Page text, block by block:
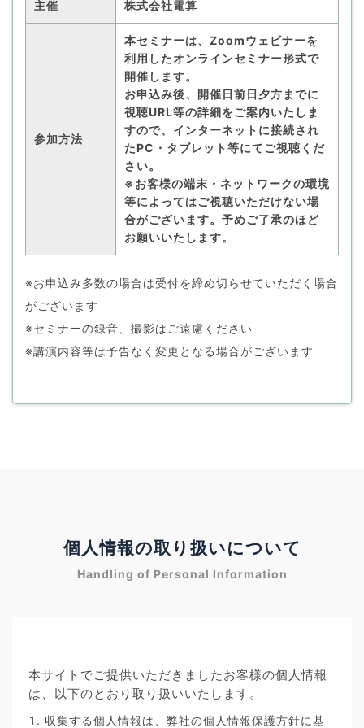
主催 株式会社電算
参加方法
本セミナーは、Zoomウェビナーを
利用したオンラインセミナー形式で
開催します。
お申込み後、開催日前日夕方までに
視聴URL等の詳細をご案内いたしま
すので、インターネットに接続され
たPC・タブレット等にてご視聴くだ
さい。
※お客様の端末・ネットワークの環境
等によってはご視聴いただけない場
合がございます。予めご了承のほど
お願いいたします。
※お申込み多数の場合は受付を締め切らせていただく場合
がございます
※セミナーの録音、撮影はご遠慮ください
※講演内容等は予告なく変更となる場合がございます
個人情報の取り扱いについて
Handling of Personal Information
本サイトでご提供いただきましたお客様の個人情報
は、以下のとおり取り扱いいたします。
収集する個人情報は、弊社の個人情報保護方針に基